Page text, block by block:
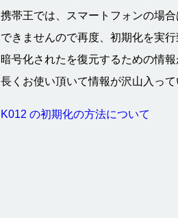
携帯王では、スマートフォンの場
できませんので再度、初期化を実
暗号化されたを復元するための情
長くお使い頂いて情報が沢山入っ
K012 の初期化の方法について